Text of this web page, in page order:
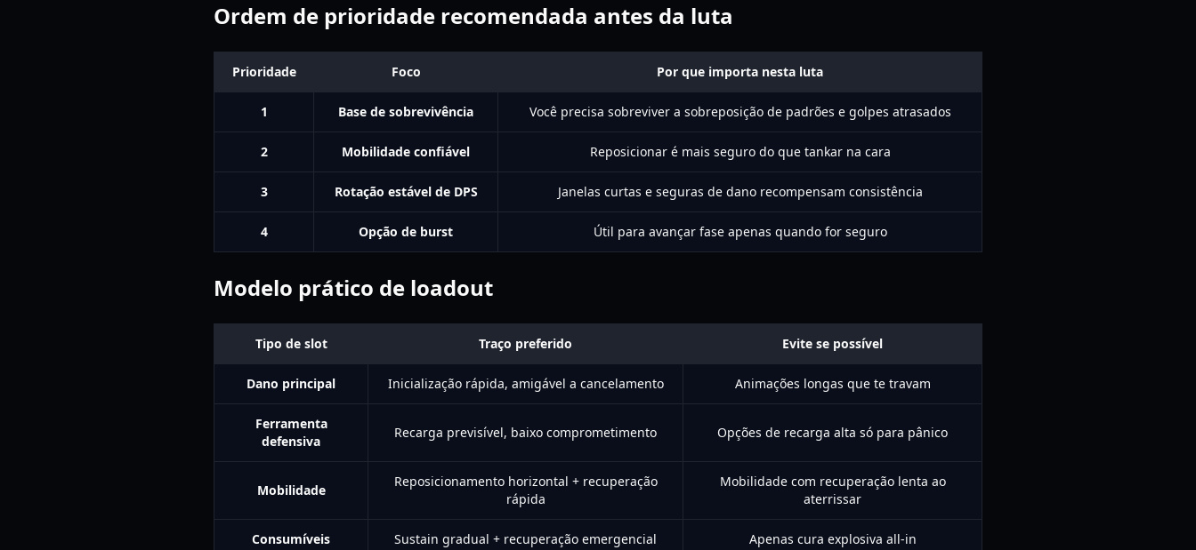
Ordem de prioridade recomendada antes da luta
Prioridade Foco Por que importa nesta luta
1 Base de sobrevivência Você precisa sobreviver a sobreposição de padrões e golpes atrasados
2 Mobilidade confiável Reposicionar é mais seguro do que tankar na cara
3 Rotação estável de DPS Janelas curtas e seguras de dano recompensam consistência
4 Opção de burst Útil para avançar fase apenas quando for seguro
Modelo prático de loadout
Tipo de slot Traço preferido Evite se possível
Dano principal Inicialização rápida, amigável a cancelamento Animações longas que te travam
Ferramenta
defensiva
Recarga previsível, baixo comprometimento Opções de recarga alta só para pânico
Mobilidade
Reposicionamento horizontal + recuperação
rápida
Mobilidade com recuperação lenta ao
aterrissar
Consumíveis Sustain gradual + recuperação emergencial Apenas cura explosiva all-in